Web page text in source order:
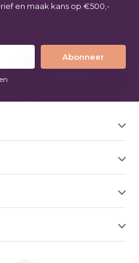
en maak kans op €500,-
Abonneer